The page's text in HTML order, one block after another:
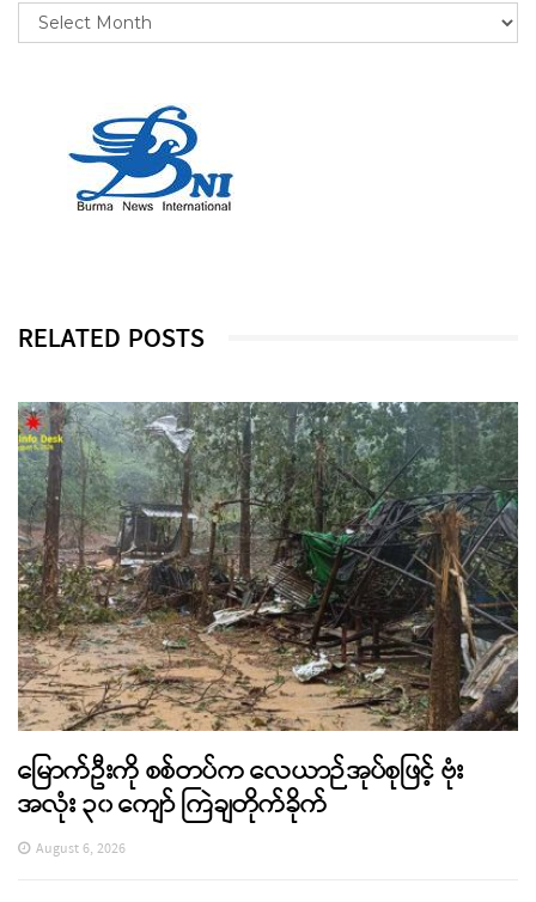
RELATED POSTS
မြောက်ဦးကို စစ်တပ်က လေယာဉ်အုပ်စုဖြင့် ဗုံး
အလုံး ၃၀ ကျော် ကြဲချတိုက်ခိုက်
August 6, 2026